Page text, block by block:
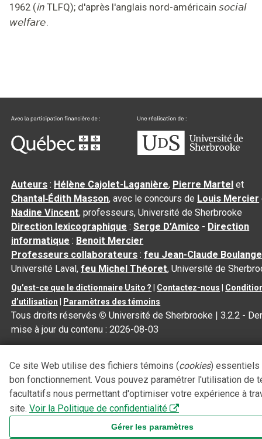
1962 (in TLFQ); d'après l'anglais nord-américain social
welfare.
Auteurs : Hélène Cajolet-Laganière, Pierre Martel et
Chantal‑Édith Masson, avec le concours de Louis Mercier
Nadine Vincent, professeurs, Université de Sherbrooke
Direction lexicographique :Serge D’Amico - Direction
informatique : Benoit Mercier
Professeurs collaborateurs :feu Jean-Claude
Université Laval,feu Michel Théoret, Université de
Qu’est-ce que le dictionnaire Usito ? Contactez-nous
d’utilisation
Paramètres des témoins
Tous droits réservés © Université de Sherbrooke |3.2.2 -
mise à jour du contenu :2026-08-03
Ce site Web utilise des fichiers témoins (cookies) essentiels
bon fonctionnement. Vous pouvez paramétrer l'utilisation de
facultatifs nous permettant d'optimiser votre expérience à
site. Voir la Politique de confidentialité
Gérer les paramètres